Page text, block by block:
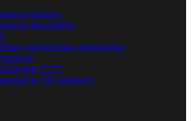
и оплаты
заказчиков
документы и реквизиты
*****
ТО, ремонт)